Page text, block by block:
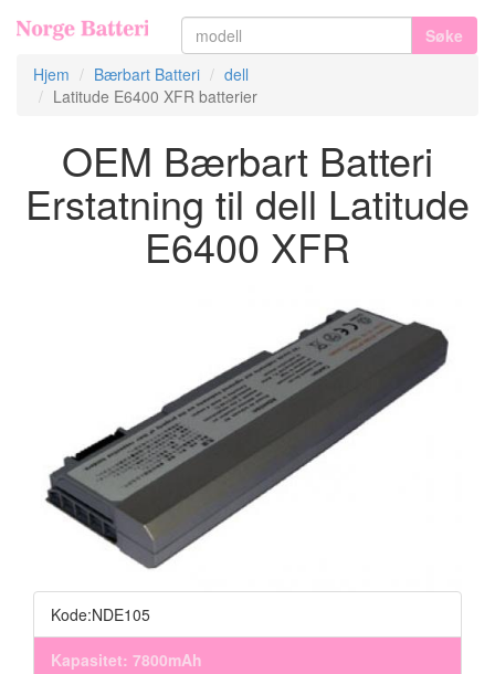
Søke
Hjem
Bærbart Batteri
dell
Latitude E6400 XFR batterier
OEM Bærbart Batteri
Erstatning til dell Latitude
E6400 XFR
Kode:NDE105
Kapasitet: 7800mAh